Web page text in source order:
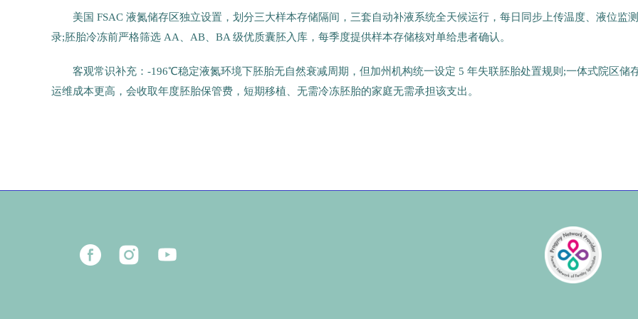
美国 FSAC 液氮储存区独立设置，划分三大样本存储隔间，三套自动补液系统全天候运行，每日同步上传温度、液位监
录;胚胎冷冻前严格筛选 AA、AB、BA 级优质囊胚入库，每季度提供样本存储核对单给患者确认。
客观常识补充：-196℃稳定液氮环境下胚胎无自然衰减周期，但加州机构统一设定 5 年失联胚胎处置规则;一体式院区储
运维成本更高，会收取年度胚胎保管费，短期移植、无需冷冻胚胎的家庭无需承担该支出。